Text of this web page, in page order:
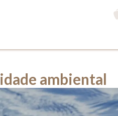
ambiental